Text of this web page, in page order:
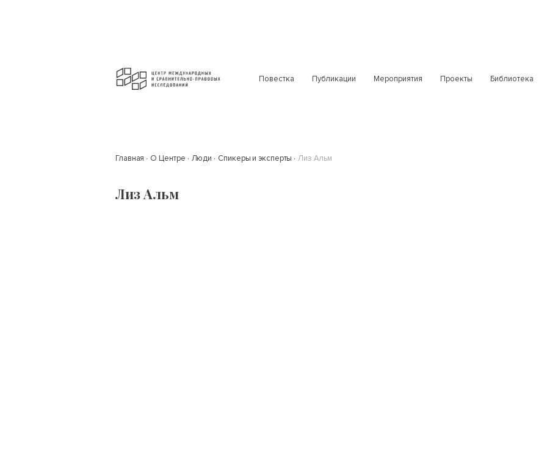
Повестка Публикации Мероприятия Проекты Библиотека
Главная О Центре Люди Спикеры и эксперты Лиз Альм
Лиз Альм